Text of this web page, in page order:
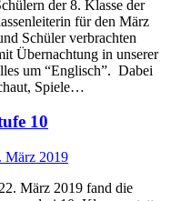
der 8. Klasse der
für den März
Schüler verbrachten
Übernachtung in unserer
um “Englisch”. Dabei
Spiele…
10
März 2019
März 2019 fand die